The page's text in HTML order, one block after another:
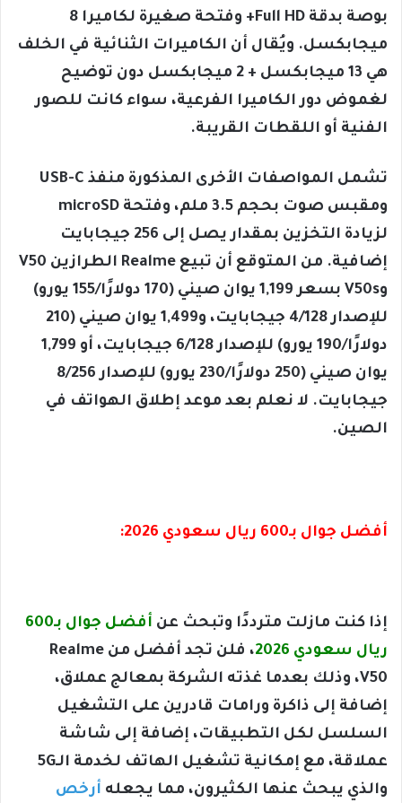
بوصة بدقة Full HD+ وفتحة صغيرة لكاميرا 8
ميجابكسل. ويُقال أن الكاميرات الثنائية في الخلف
هي 13 ميجابكسل + 2 ميجابكسل دون توضيح
لغموض دور الكاميرا الفرعية، سواء كانت للصور
الفنية أو اللقطات القريبة.
تشمل المواصفات الأخرى المذكورة منفذ USB-C
ومقبس صوت بحجم 3.5 ملم، وفتحة microSD
لزيادة التخزين بمقدار يصل إلى 256 جيجابايت
إضافية. من المتوقع أن تبيع Realme الطرازين V50
وV50s بسعر 1,199 يوان صيني (170 دولارًا/155 يورو)
للإصدار 4/128 جيجابايت، و1,499 يوان صيني (210
دولارًا/190 يورو) للإصدار 6/128 جيجابايت، أو 1,799
يوان صيني (250 دولارًا/230 يورو) للإصدار 8/256
جيجابايت. لا نعلم بعد موعد إطلاق الهواتف في
الصين.
أفضل جوال بـ600 ريال سعودي 2026:
إذا كنت مازلت مترددًا وتبحث عن
أفضل جوال بـ600
ريال سعودي 2026
، فلن تجد أفضل من Realme
V50، وذلك بعدما غذته الشركة بمعالج عملاق،
إضافة إلى ذاكرة ورامات قادرين على التشغيل
السلسل لكل التطبيقات، إضافة إلى شاشة
عملاقة، مع إمكانية تشغيل الهاتف لخدمة الـ5G
والذي يبحث عنها الكثيرون، مما يجعله أرخص